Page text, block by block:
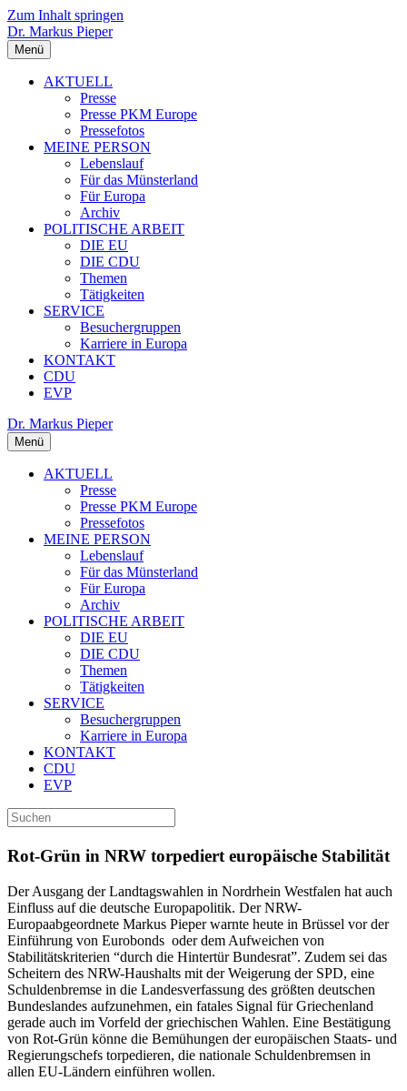
Zum Inhalt springen
Dr. Markus Pieper
Menü
AKTUELL
Presse
Presse PKM Europe
Pressefotos
MEINE PERSON
Lebenslauf
Für das Münsterland
Für Europa
Archiv
POLITISCHE ARBEIT
DIE EU
DIE CDU
Themen
Tätigkeiten
SERVICE
Besuchergruppen
Karriere in Europa
KONTAKT
CDU
EVP
Dr. Markus Pieper
Menü
AKTUELL
Presse
Presse PKM Europe
Pressefotos
MEINE PERSON
Lebenslauf
Für das Münsterland
Für Europa
Archiv
POLITISCHE ARBEIT
DIE EU
DIE CDU
Themen
Tätigkeiten
SERVICE
Besuchergruppen
Karriere in Europa
KONTAKT
CDU
EVP
Rot-Grün in NRW torpediert europäische Stabilität
Der Ausgang der Landtagswahlen in Nordrhein Westfalen hat auch
Einfluss auf die deutsche Europapolitik. Der NRW-
Europaabgeordnete Markus Pieper warnte heute in Brüssel vor der
Einführung von Eurobonds oder dem Aufweichen von
Stabilitätskriterien “durch die Hintertür Bundesrat”. Zudem sei das
Scheitern des NRW-Haushalts mit der Weigerung der SPD, eine
Schuldenbremse in die Landesverfassung des größten deutschen
Bundeslandes aufzunehmen, ein fatales Signal für Griechenland
gerade auch im Vorfeld der griechischen Wahlen. Eine Bestätigung
von Rot-Grün könne die Bemühungen der europäischen Staats- und
Regierungschefs torpedieren, die nationale Schuldenbremsen in
allen EU-Ländern einführen wollen.